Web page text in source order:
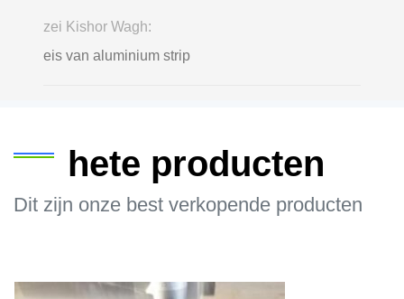
zei Kishor Wagh:
eis van aluminium strip
hete producten
Dit zijn onze best verkopende producten